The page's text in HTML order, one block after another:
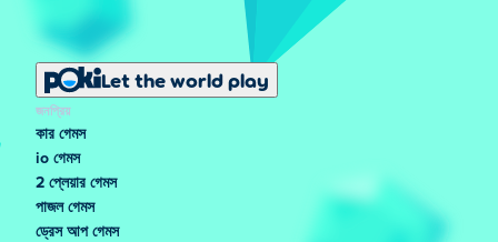
Let the world play
জনপ্রিয়
কার গেমস
io গেমস
2 প্লেয়ার গেমস
পাজল গেমস
ড্রেস আপ গেমস